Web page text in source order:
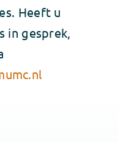
Heeft u
in gesprek,